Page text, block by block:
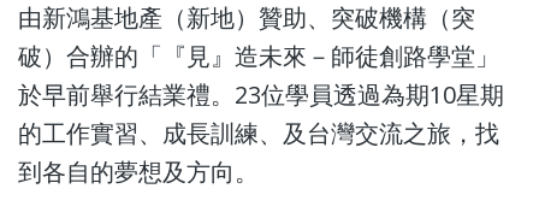
由新鴻基地產（新地）贊助、突破機構（突
破）合辦的「『見』造未來－師徒創路學堂」
於早前舉行結業禮。23位學員透過為期10星期
的工作實習、成長訓練、及台灣交流之旅，找
到各自的夢想及方向。